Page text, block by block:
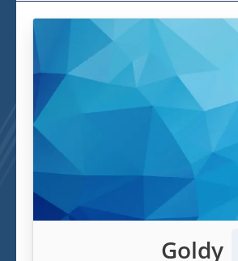
Goldy